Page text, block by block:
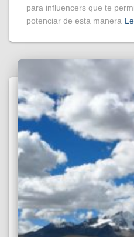
para influencers que te
potenciar de esta manera